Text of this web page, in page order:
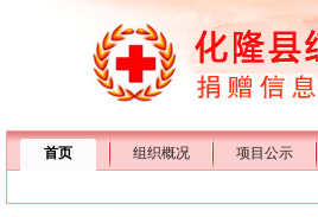
首页 组织概况 项目公示